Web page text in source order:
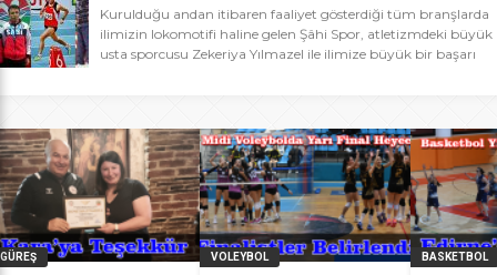
50’yi aşkın ülkeden 8 bin sporcunun katıldığı Vodafone 13.
İstanbul Yarı Maratonuna katılan […]
OLİMPİYAT ŞAMPİYONLUĞU
Kurulduğu andan itibaren faaliyet gösterdiği tüm branşlarda
ilimizin lokomotifi haline gelen Şâhi Spor, atletizmdeki büyük
usta sporcusu Zekeriya Yılmazel ile ilimize büyük bir başarı
başarılarına yenilerini ekledi. İstanbul Ataköy’de 11-12 Mart
2017 tarihlerinde düzenlenen Masterlar […]
GÜREŞ VOLEYBOL BASKETBOL